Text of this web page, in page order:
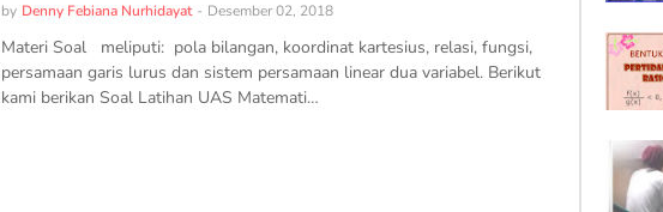
by Denny Febiana Nurhidayat - Desember 02, 2018
Materi Soal meliputi: pola bilangan, koordinat kartesius, relasi, fungsi,
persamaan garis lurus dan sistem persamaan linear dua variabel. Berikut
kami berikan Soal Latihan UAS Matemati…